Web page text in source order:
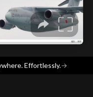
Effortlessly.→